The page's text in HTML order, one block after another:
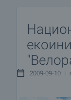
2009-09-10 |